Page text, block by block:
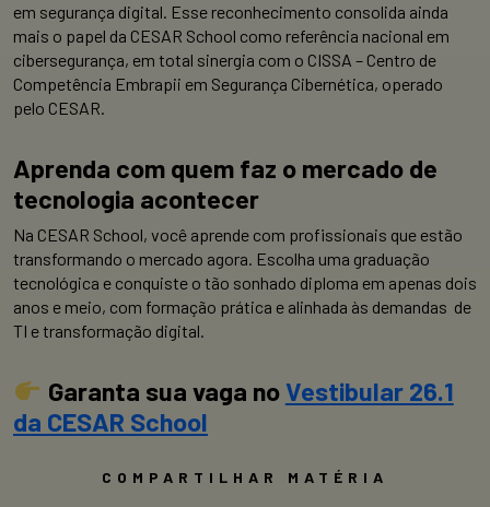
em segurança digital. Esse reconhecimento consolida ainda
mais o papel da CESAR School como referência nacional em
cibersegurança, em total sinergia com o CISSA – Centro de
Competência Embrapii em Segurança Cibernética, operado
pelo CESAR.
Aprenda com quem faz o mercado de
tecnologia acontecer
Na CESAR School, você aprende com profissionais que estão
transformando o mercado agora. Escolha uma graduação
tecnológica e conquiste o tão sonhado diploma em apenas dois
anos e meio, com formação prática e alinhada às demandas de
TI e transformação digital.
Garanta sua vaga noVestibular 26.1
da CESAR School
COMPARTILHAR MATÉRIA